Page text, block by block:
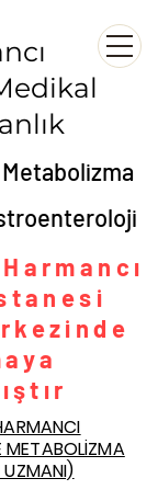
METABOLİZMA
UZMANI)